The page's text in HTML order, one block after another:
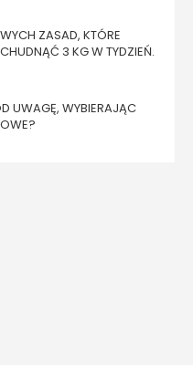
ZASAD, KTÓRE
3 KG W TYDZIEŃ.
UWAGĘ, WYBIERAJĄC